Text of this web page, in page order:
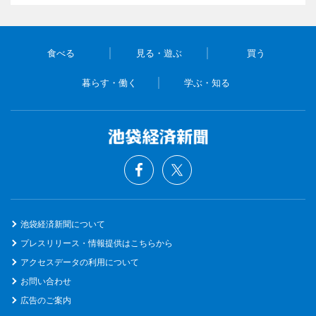
食べる 見る・遊ぶ 買う
暮らす・働く 学ぶ・知る
池袋経済新聞について
プレスリリース・情報提供はこちらから
アクセスデータの利用について
お問い合わせ
広告のご案内